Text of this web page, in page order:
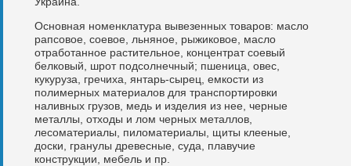
Основная номенклатура вывезенных товаров: масло
рапсовое, соевое, льняное, рыжиковое, масло
отработанное растительное, концентрат соевый
белковый, шрот подсолнечный; пшеница, овес,
кукуруза, гречиха, янтарь-сырец, емкости из
полимерных материалов для транспортировки
наливных грузов, медь и изделия из нее, черные
металлы, отходы и лом черных металлов,
лесоматериалы, пиломатериалы, щиты клееные,
доски, гранулы древесные, суда, плавучие
конструкции, мебель и пр.